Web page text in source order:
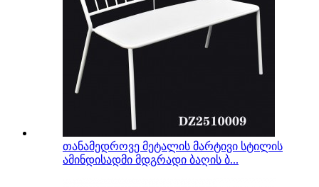
თანამედროვე მეტალის მარტივი სტილის
ამინდისადმი მდგრადი ბაღის ბ...